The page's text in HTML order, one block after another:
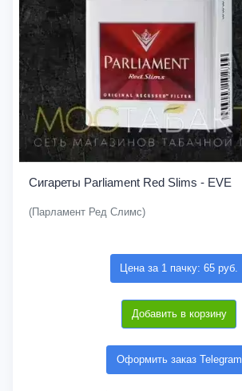
Сигареты Parliament Red Slims - EVE
(Парламент Ред Слимс)
Цена за 1 пачку: 65 руб.
Добавить в корзину
Оформить заказ Telegram